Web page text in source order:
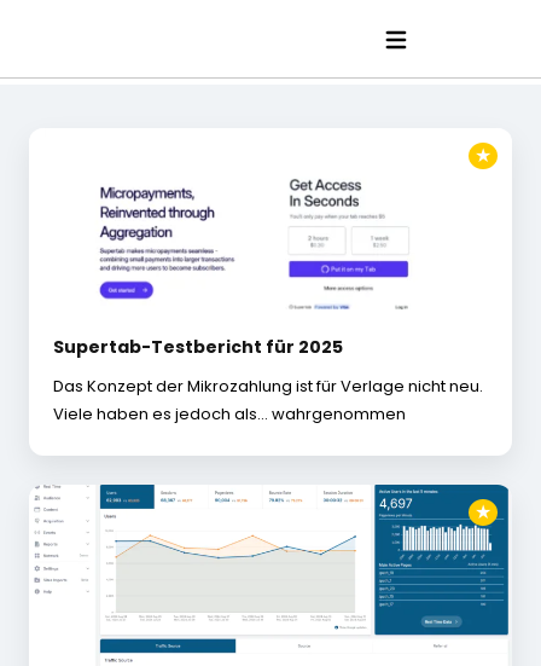
★
Supertab-Testbericht für 2025
Das Konzept der Mikrozahlung ist für Verlage nicht neu.
Viele haben es jedoch als… wahrgenommen
★